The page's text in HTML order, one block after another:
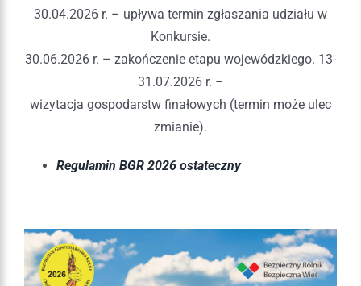
30.04.2026 r. – upływa termin zgłaszania udziału w
Konkursie.
30.06.2026 r. – zakończenie etapu wojewódzkiego. 13-
31.07.2026 r. –
wizytacja gospodarstw finałowych (termin może ulec
zmianie).
Regulamin BGR 2026 ostateczny